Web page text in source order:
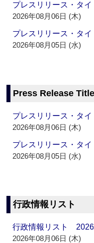
プレスリリース・タ
2026年08月06日 (木)
プレスリリース・タ
2026年08月05日 (水)
Press Release
プレスリリース・タ
2026年08月06日 (木)
プレスリリース・タ
2026年08月05日 (水)
行政情報リスト
行政情報リスト
2026年08月06日 (木)